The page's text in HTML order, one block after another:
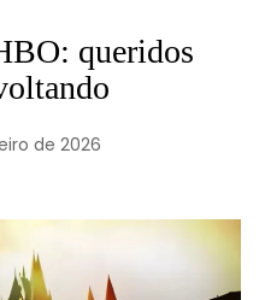
queridos
de 2026